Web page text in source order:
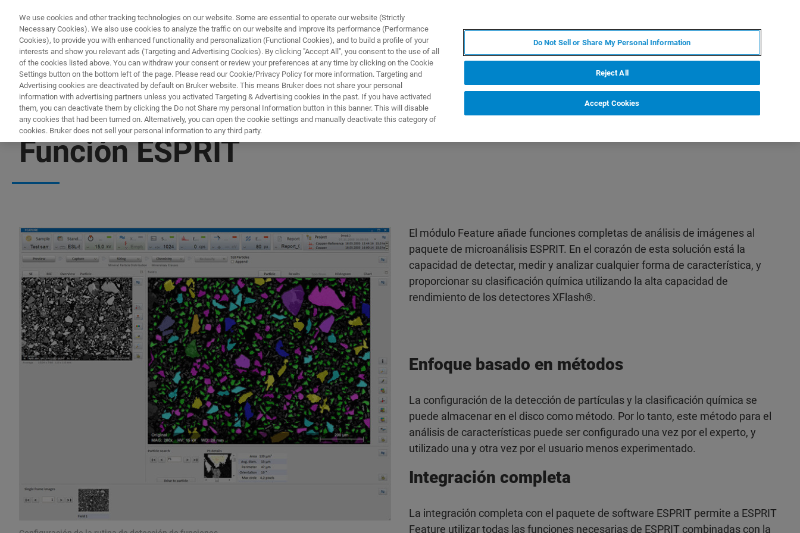
PRODUCTOS Y SOLUCIONES APLICACIONES
Función ESPRIT
El módulo Feature añade funciones completas de análisis de imágenes al
paquete de microanálisis ESPRIT. En el corazón de esta solución está la
capacidad de detectar, medir y analizar cualquier forma de característica, y
proporcionar su clasificación química utilizando la alta capacidad de
rendimiento de los detectores XFlash®.
Enfoque basado en métodos
La configuración de la detección de partículas y la clasificación química se
puede almacenar en el disco como método. Por lo tanto, este método para el
análisis de características puede ser configurado una vez por el experto, y
utilizado una y otra vez por el usuario menos experimentado.
Integración completa
La integración completa con el paquete de software ESPRIT permite a ESPRIT
Feature utilizar todas las funciones necesarias de ESPRIT combinadas con la
We use cookies and other tracking technologies on our website. Some are essential to operate our website (Strictly
Necessary Cookies). We also use cookies to analyze the traffic on our website and improve its performance (Performance
Cookies), to provide you with enhanced functionality and personalization (Functional Cookies), and to build a profile of your
interests and show you relevant ads (Targeting and Advertising Cookies). By clicking "Accept All", you consent to the use of all
of the cookies listed above. You can withdraw your consent or review your preferences at any time by clicking on the Cookie
Settings button on the bottom left of the page. Please read our Cookie/Privacy Policy for more information. Targeting and
Advertising cookies are deactivated by default on Bruker website. This means Bruker does not share your personal
information with advertising partners unless you activated Targeting & Advertising cookies in the past. If you have activated
them, you can deactivate them by clicking the Do not Share my personal Information button in this banner. This will disable
any cookies that had been turned on. Alternatively, you can open the cookie settings and manually deactivate this category of
cookies. Bruker does not sell your personal information to any third party.
Do Not Sell or Share My Personal Information
Reject All
Accept Cookies